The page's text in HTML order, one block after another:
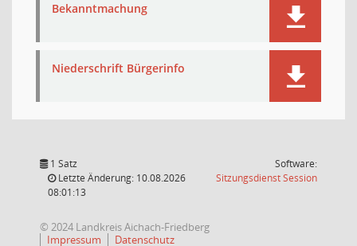
Bekanntmachung
Niederschrift Bürgerinfo
1 Satz
Letzte Änderung: 10.08.2026
08:01:13
Software:
SitzungsdienstSession(Wird in
© 2024 Landkreis Aichach-Friedberg
Impressum
Datenschutz